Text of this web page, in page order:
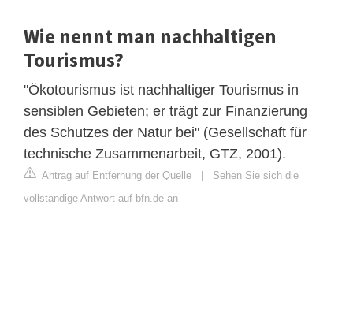
Wie nennt man nachhaltigen
Tourismus?
"Ökotourismus ist nachhaltiger Tourismus in
sensiblen Gebieten; er trägt zur Finanzierung
des Schutzes der Natur bei" (Gesellschaft für
technische Zusammenarbeit, GTZ, 2001).
Antrag auf Entfernung der Quelle | Sehen Sie sich die
vollständige Antwort auf bfn.de an